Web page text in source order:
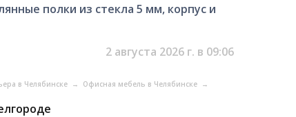
полки из стекла 5 мм, корпус и
2 августа 2026 г. в 09:06
в Челябинске → Офисная мебель в Челябинске →